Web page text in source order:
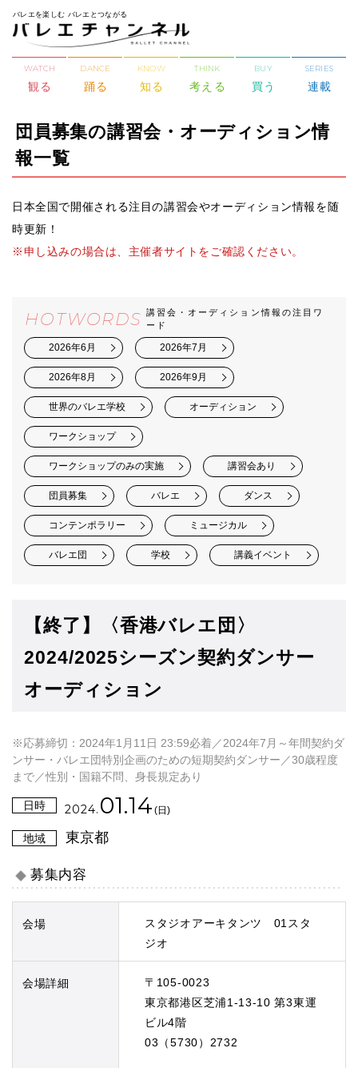
バレエを楽しむ バレエとつながる
WATCH
観る
DANCE
踊る
KNOW
知る
THINK
考える
BUY
買う
SERIES
連載
団員募集の講習会・オーディション情
報一覧
日本全国で開催される注目の講習会やオーディション情報を随
時更新！
※申し込みの場合は、主催者サイトをご確認ください。
HOTWORDS 講習会・オーディション情報の注目ワ
ード
2026年6月 2026年7月
2026年8月 2026年9月
世界のバレエ学校 オーディション
ワークショップ
ワークショップのみの実施 講習会あり
団員募集 バレエ ダンス
コンテンポラリー ミュージカル
バレエ団 学校 講義イベント
【終了】〈香港バレエ団〉
2024/2025シーズン契約ダンサー
オーディション
※応募締切：2024年1月11日 23:59必着／2024年7月～年間契約ダ
ンサー・バレエ団特別企画のための短期契約ダンサー／30歳程度
まで／性別・国籍不問、身長規定あり
日時 2024. 01.14 (日)
地域 東京都
募集内容
会場
スタジオアーキタンツ 01スタ
ジオ
会場詳細
〒105-0023
東京都港区芝浦1-13-10 第3東運
ビル4階
03（5730）2732